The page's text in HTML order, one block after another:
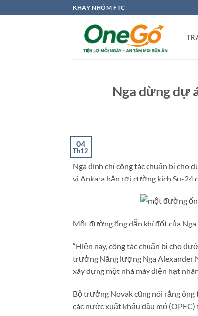
qua
KHAY NHÔM FTC
Nga dừng dự
04
Th12
Nga đình chỉ công tác chuẩn bị cho
vì Ankara bắn rơi cường kích Su-24
Một đường ống dẫn khí đốt của
“Hiện nay, công tác chuẩn bị cho
trưởng Năng lượng Nga Alexander
xây dựng một nhà máy điện hạt
Bộ trưởng Novak cũng nói rằng
các nước xuất khẩu dầu mỏ